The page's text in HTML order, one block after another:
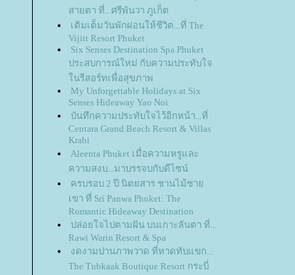
สายตา ที่...ศรีพันวา ภูเก็ต
เติมเต็มวันพักผ่อนให้ชีวิต...ที่ The
Vijitt Resort Phuket
Six Senses Destination Spa Phuket
ประสบการณ์ใหม่ กับความประทับใจ
นรีสอร์ทเพื่อสุขภาพ
My Unforgettable Holidays at Six
Senses Hideaway Yao Noi
บันทึกความประทับใจไว้อีกหน้า...ที่
Centara Grand Beach Resort & Villas
Krabi
Aleenta Phuket เมื่อความหรูและ
ความสงบ...มาบรรจบกับดีไซน์
ครบรอบ 2 ปี นิตยสาร ชานไม้ชา
เขา ที่ Sri Panwa Phuket: The
Romantic Hideaway Destination
ปล่อยใจไปตามฝัน บนเกาะลันตา ที่...
Rawi Warin Resort & Spa
งดงามปานภาพวาด ที่หาดทับแขก...
The Tubkaak Boutique Resort กระบี่